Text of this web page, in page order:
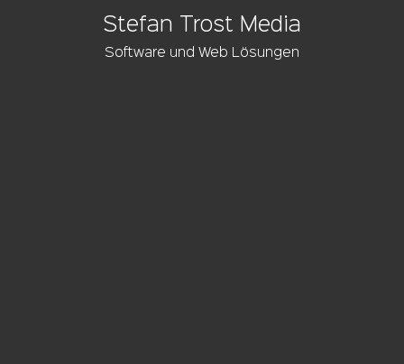
Stefan Trost Media
Software und Web Lösungen